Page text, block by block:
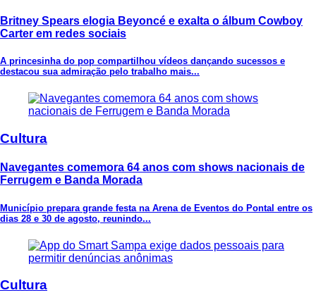
Britney Spears elogia Beyoncé e exalta o álbum Cowboy
Carter em redes sociais
A princesinha do pop compartilhou vídeos dançando sucessos e
destacou sua admiração pelo trabalho mais...
Cultura
Navegantes comemora 64 anos com shows nacionais de
Ferrugem e Banda Morada
Município prepara grande festa na Arena de Eventos do Pontal entre os
dias 28 e 30 de agosto, reunindo...
Cultura